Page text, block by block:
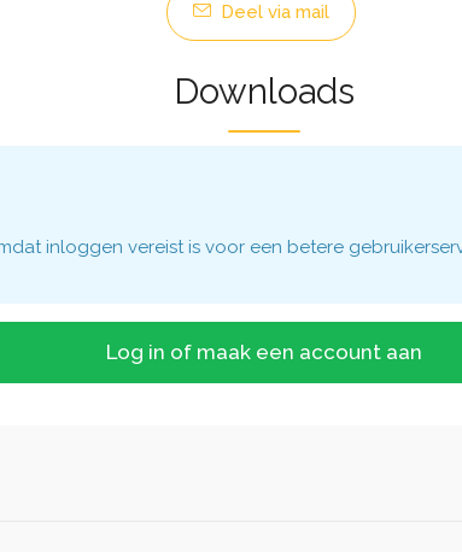
Deel via mail
Downloads
inloggen vereist is voor een betere
Log in of maak een account aan